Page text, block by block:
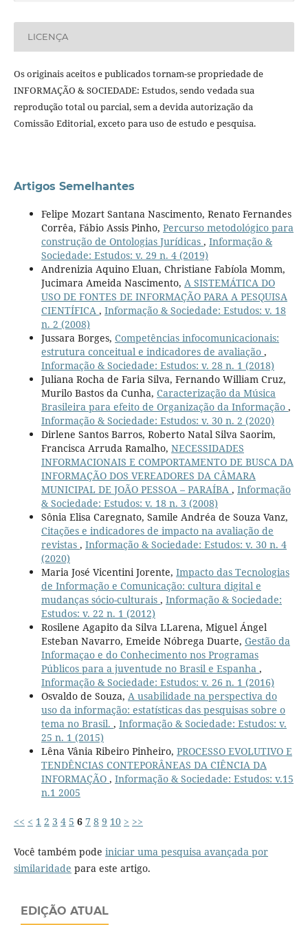
LICENÇA
Os originais aceitos e publicados tornam-se propriedade de
INFORMAÇÃO & SOCIEDADE: Estudos, sendo vedada sua
reprodução total ou parcial, sem a devida autorização da
Comissão Editorial, exceto para uso de estudo e pesquisa.
Artigos Semelhantes
Felipe Mozart Santana Nascimento, Renato Fernandes
Corrêa, Fábio Assis Pinho, Percurso metodológico para
construção de Ontologias Jurídicas , Informação &
Sociedade: Estudos: v. 29 n. 4 (2019)
Andrenizia Aquino Eluan, Christiane Fabíola Momm,
Jucimara Ameida Nascimento, A SISTEMÁTICA DO
USO DE FONTES DE INFORMAÇÃO PARA A PESQUISA
CIENTÍFICA , Informação & Sociedade: Estudos: v. 18
n. 2 (2008)
Jussara Borges, Competências infocomunicacionais:
estrutura conceitual e indicadores de avaliação ,
Informação & Sociedade: Estudos: v. 28 n. 1 (2018)
Juliana Rocha de Faria Silva, Fernando William Cruz,
Murilo Bastos da Cunha, Caracterização da Música
Brasileira para efeito de Organização da Informação ,
Informação & Sociedade: Estudos: v. 30 n. 2 (2020)
Dirlene Santos Barros, Roberto Natal Silva Saorim,
Francisca Arruda Ramalho, NECESSIDADES
INFORMACIONAIS E COMPORTAMENTO DE BUSCA DA
INFORMAÇÃO DOS VEREADORES DA CÂMARA
MUNICIPAL DE JOÃO PESSOA – PARAÍBA , Informação
& Sociedade: Estudos: v. 18 n. 3 (2008)
Sônia Elisa Caregnato, Samile Andréa de Souza Vanz,
Citações e indicadores de impacto na avaliação de
revistas , Informação & Sociedade: Estudos: v. 30 n. 4
(2020)
Maria José Vicentini Jorente, Impacto das Tecnologias
de Informação e Comunicação: cultura digital e
mudanças sócio-culturais , Informação & Sociedade:
Estudos: v. 22 n. 1 (2012)
Rosilene Agapito da Silva LLarena, Miguel Ángel
Esteban Navarro, Emeide Nóbrega Duarte, Gestão da
Informaçao e do Conhecimento nos Programas
Públicos para a juventude no Brasil e Espanha ,
Informação & Sociedade: Estudos: v. 26 n. 1 (2016)
Osvaldo de Souza, A usabilidade na perspectiva do
uso da informação: estatísticas das pesquisas sobre o
tema no Brasil. , Informação & Sociedade: Estudos: v.
25 n. 1 (2015)
Lêna Vânia Ribeiro Pinheiro, PROCESSO EVOLUTIVO E
TENDÊNCIAS CONTEPORÂNEAS DA CIÊNCIA DA
INFORMAÇÃO , Informação & Sociedade: Estudos: v.15
n.1 2005
<< < 1 2 3 4 5 6 7 8 9 10 > >>
Você também pode iniciar uma pesquisa avançada por
similaridade para este artigo.
EDIÇÃO ATUAL